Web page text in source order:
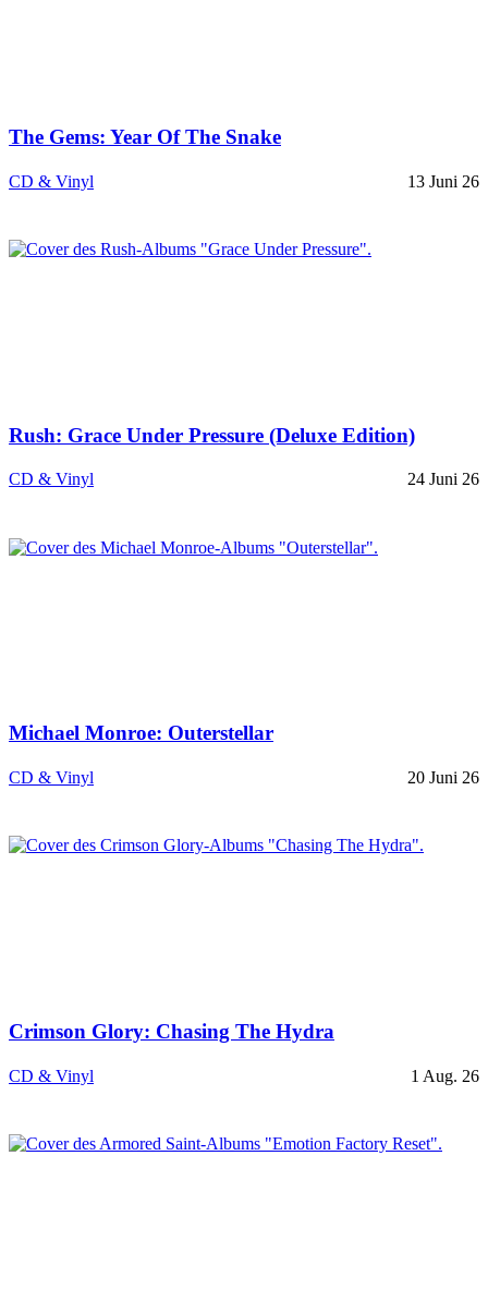
The Gems: Year Of The Snake
CD & Vinyl 13 Juni 26
Rush: Grace Under Pressure (Deluxe Edition)
CD & Vinyl 24 Juni 26
Michael Monroe: Outerstellar
CD & Vinyl 20 Juni 26
Crimson Glory: Chasing The Hydra
CD & Vinyl 1 Aug. 26